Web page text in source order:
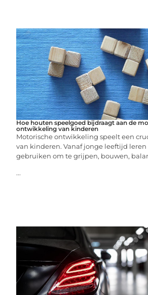
Hoe houten speelgoed bijdraagt aan de
ontwikkeling van kinderen
Motorische ontwikkeling speelt een
van kinderen. Vanaf jonge leeftijd
gebruiken om te grijpen, bouwen,
...